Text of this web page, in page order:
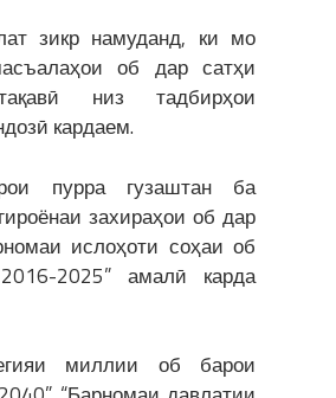
зикр намуданд, ки мо
об дар сатҳи
низ тадбирҳои
кардаем.
пурра гузаштан ба
захираҳои об дар
ислоҳоти соҳаи об
2025” амалӣ карда
миллии об барои